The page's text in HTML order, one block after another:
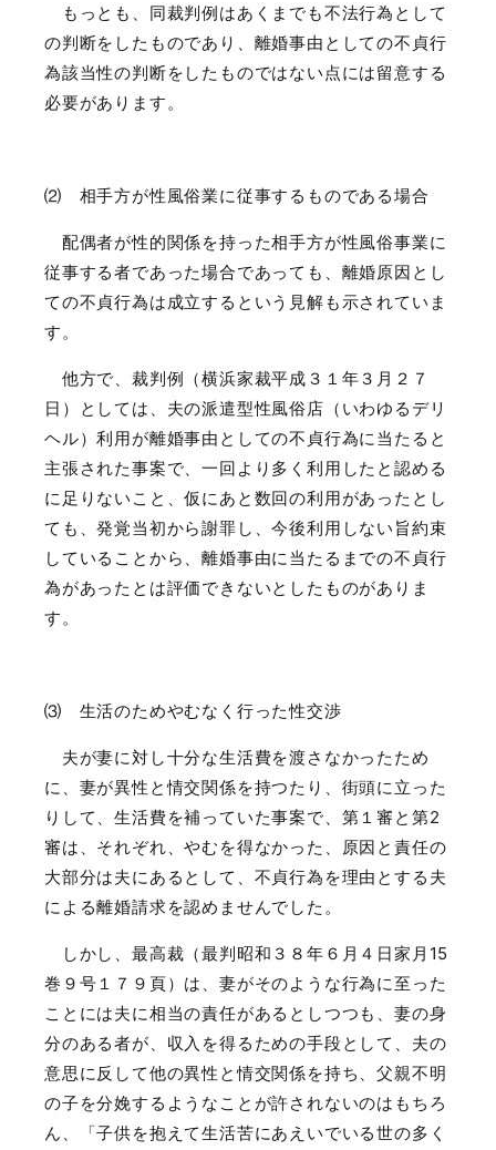
もっとも、同裁判例はあくまでも不法行為として
の判断をしたものであり、離婚事由としての不貞行
為該当性の判断をしたものではない点には留意する
必要があります。
⑵ 相手方が性風俗業に従事するものである場合
配偶者が性的関係を持った相手方が性風俗事業に
従事する者であった場合であっても、離婚原因とし
ての不貞行為は成立するという見解も示されていま
す。
他方で、裁判例（横浜家裁平成３１年３月２７
日）としては、夫の派遣型性風俗店（いわゆるデリ
ヘル）利用が離婚事由としての不貞行為に当たると
主張された事案で、一回より多く利用したと認める
に足りないこと、仮にあと数回の利用があったとし
ても、発覚当初から謝罪し、今後利用しない旨約束
していることから、離婚事由に当たるまでの不貞行
為があったとは評価できないとしたものがありま
す。
⑶ 生活のためやむなく行った性交渉
夫が妻に対し十分な生活費を渡さなかったため
に、妻が異性と情交関係を持つたり、街頭に立った
りして、生活費を補っていた事案で、第１審と第2
審は、それぞれ、やむを得なかった、原因と責任の
大部分は夫にあるとして、不貞行為を理由とする夫
による離婚請求を認めませんでした。
しかし、最高裁（最判昭和３８年６月４日家月 15
巻９号１７９頁）は、妻がそのような行為に至った
ことには夫に相当の責任があるとしつつも、妻の身
分のある者が、収入を得るための手段として、夫の
意思に反して他の異性と情交関係を持ち、父親不明
の子を分娩するようなことが許されないのはもちろ
ん、「子供を抱えて生活苦にあえいでいる世の多く